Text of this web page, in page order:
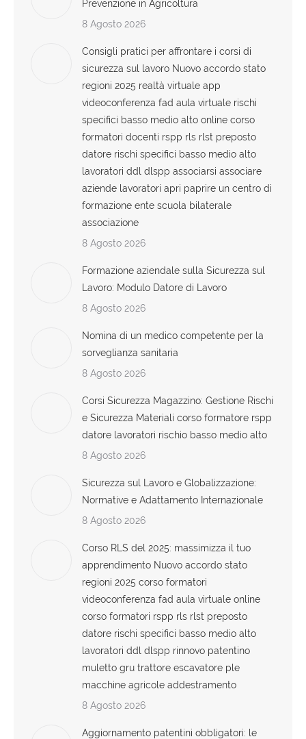
Prevenzione in Agricoltura
8 Agosto 2026
Consigli pratici per affrontare i corsi di
sicurezza sul lavoro Nuovo accordo stato
regioni 2025 realtà virtuale app
videoconferenza fad aula virtuale rischi
specifici basso medio alto online corso
formatori docenti rspp rls rlst preposto
datore rischi specifici basso medio alto
lavoratori ddl dlspp associarsi associare
aziende lavoratori apri paprire un centro di
formazione ente scuola bilaterale
associazione
8 Agosto 2026
Formazione aziendale sulla Sicurezza sul
Lavoro: Modulo Datore di Lavoro
8 Agosto 2026
Nomina di un medico competente per la
sorveglianza sanitaria
8 Agosto 2026
Corsi Sicurezza Magazzino: Gestione Rischi
e Sicurezza Materiali corso formatore rspp
datore lavoratori rischio basso medio alto
8 Agosto 2026
Sicurezza sul Lavoro e Globalizzazione:
Normative e Adattamento Internazionale
8 Agosto 2026
Corso RLS del 2025: massimizza il tuo
apprendimento Nuovo accordo stato
regioni 2025 corso formatori
videoconferenza fad aula virtuale online
corso formatori rspp rls rlst preposto
datore rischi specifici basso medio alto
lavoratori ddl dlspp rinnovo patentino
muletto gru trattore escavatore ple
macchine agricole addestramento
8 Agosto 2026
Aggiornamento patentini obbligatori: le